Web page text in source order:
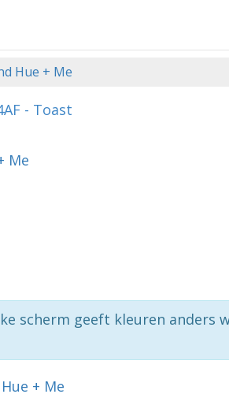
Hue + Me
- Toast
Me
scherm geeft kleuren anders
+ Me